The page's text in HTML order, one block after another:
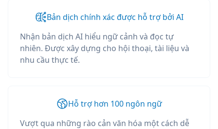
Bản dịch chính xác được hỗ trợ bởi AI
Nhận bản dịch AI hiểu ngữ cảnh và đọc tự
nhiên. Được xây dựng cho hội thoại, tài liệu và
nhu cầu thực tế.
Hỗ trợ hơn 100 ngôn ngữ
Vượt qua những rào cản văn hóa một cách dễ